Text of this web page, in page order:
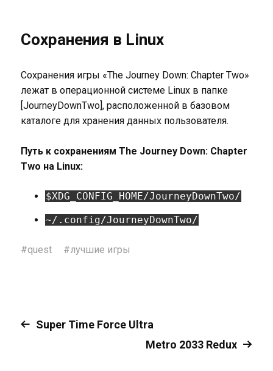
Сохранения в Linux
Сохранения игры «The Journey Down: Chapter Two»
лежат в операционной системе Linux в папке
[JourneyDownTwo], расположенной в базовом
каталоге для хранения данных пользователя.
Путь к сохранениям The Journey Down: Chapter
Two на Linux:
$XDG_CONFIG_HOME/JourneyDownTwo/
~/.config/JourneyDownTwo/
#quest #лучшие игры
Super Time Force Ultra
Metro 2033 Redux